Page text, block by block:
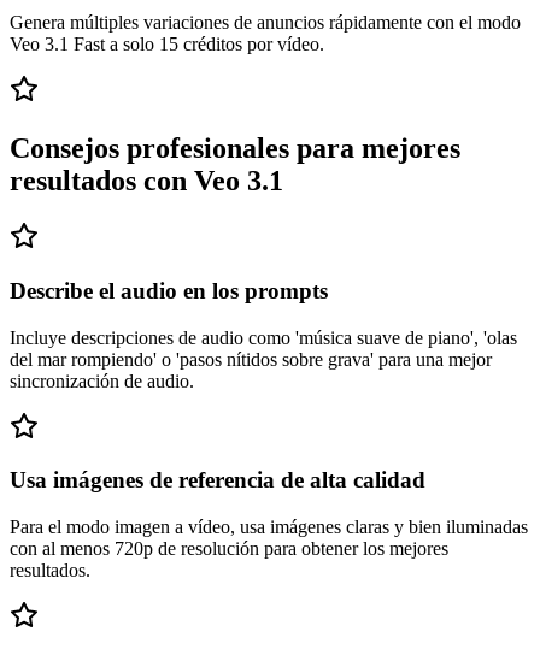
Genera múltiples variaciones de anuncios rápidamente con el modo
Veo 3.1 Fast a solo 15 créditos por vídeo.
Consejos profesionales para mejores
resultados con Veo 3.1
Describe el audio en los prompts
Incluye descripciones de audio como 'música suave de piano', 'olas
del mar rompiendo' o 'pasos nítidos sobre grava' para una mejor
sincronización de audio.
Usa imágenes de referencia de alta calidad
Para el modo imagen a vídeo, usa imágenes claras y bien iluminadas
con al menos 720p de resolución para obtener los mejores
resultados.